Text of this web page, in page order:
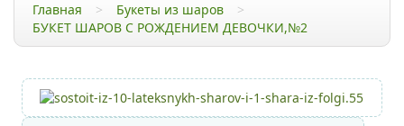
Облако из шаров
C рисунком
Главная > Букеты из шаров
>
БУКЕТ ШАРОВ С РОЖДЕНИЕМ ДЕВОЧКИ,№2